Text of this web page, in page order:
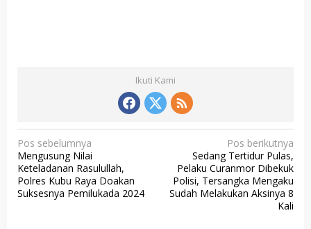
Ikuti Kami
N
a
v
i
Pos sebelumnya
Mengusung Nilai
Keteladanan Rasulullah,
Polres Kubu Raya Doakan
Suksesnya Pemilukada 2024
Pos berikutnya
Sedang Tertidur Pulas,
Pelaku Curanmor Dibekuk
Polisi, Tersangka Mengaku
Sudah Melakukan Aksinya 8
Kali